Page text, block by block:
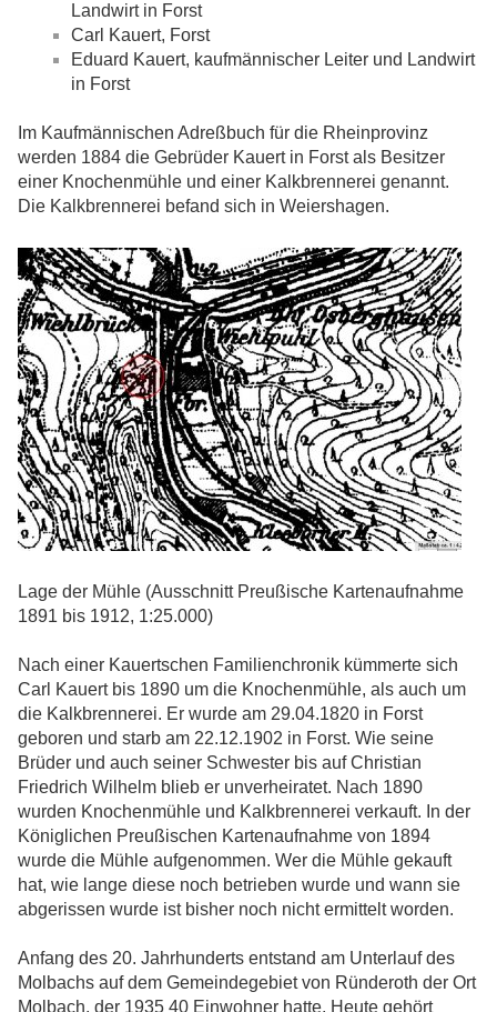
Landwirt in Forst
Carl Kauert, Forst
Eduard Kauert, kaufmännischer Leiter und Landwirt
in Forst
Im Kaufmännischen Adreßbuch für die Rheinprovinz
werden 1884 die Gebrüder Kauert in Forst als Besitzer
einer Knochenmühle und einer Kalkbrennerei genannt.
Die Kalkbrennerei befand sich in Weiershagen.
Lage der Mühle (Ausschnitt Preußische Kartenaufnahme
1891 bis 1912, 1:25.000)
Nach einer Kauertschen Familienchronik kümmerte sich
Carl Kauert bis 1890 um die Knochenmühle, als auch um
die Kalkbrennerei. Er wurde am 29.04.1820 in Forst
geboren und starb am 22.12.1902 in Forst. Wie seine
Brüder und auch seiner Schwester bis auf Christian
Friedrich Wilhelm blieb er unverheiratet. Nach 1890
wurden Knochenmühle und Kalkbrennerei verkauft. In der
Königlichen Preußischen Kartenaufnahme von 1894
wurde die Mühle aufgenommen. Wer die Mühle gekauft
hat, wie lange diese noch betrieben wurde und wann sie
abgerissen wurde ist bisher noch nicht ermittelt worden.
Anfang des 20. Jahrhunderts entstand am Unterlauf des
Molbachs auf dem Gemeindegebiet von Ründeroth der Ort
Molbach, der 1935 40 Einwohner hatte. Heute gehört